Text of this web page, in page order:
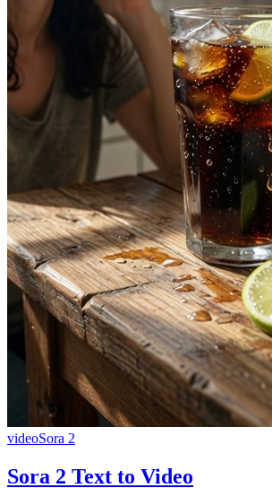
videoSora 2
Sora 2 Text to Video